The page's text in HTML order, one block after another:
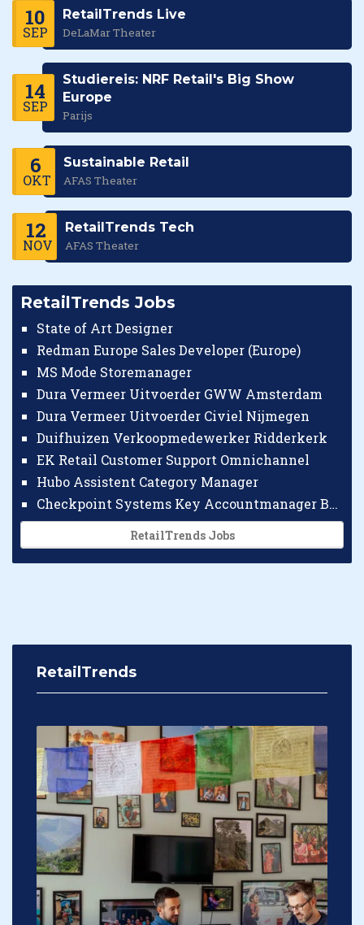
10
SEP
RetailTrends Live
DeLaMar Theater
14
SEP
Studiereis: NRF Retail's Big Show
Europe
Parijs
6
OKT
Sustainable Retail
AFAS Theater
12
NOV
RetailTrends Tech
AFAS Theater
RetailTrends Jobs
State of Art Designer
Redman Europe Sales Developer (Europe)
MS Mode Storemanager
Dura Vermeer Uitvoerder GWW Amsterdam
Dura Vermeer Uitvoerder Civiel Nijmegen
Duifhuizen Verkoopmedewerker Ridderkerk
EK Retail Customer Support Omnichannel
Hubo Assistent Category Manager
Checkpoint Systems Key Accountmanager Benelux
RetailTrends Jobs
RetailTrends